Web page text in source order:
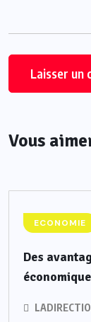
Vous
ECONOMIE
Des